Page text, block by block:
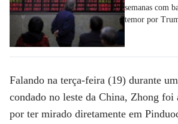
semanas com
temor por
Falando na terça-feira (19) durante
condado no leste da China, Zhong foi
por ter mirado diretamente em